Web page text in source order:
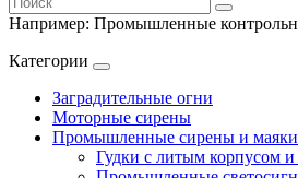
Например: Промышленные
Категории
Заградительные огни
Моторные сирены
Промышленные сирены и маяки
Гудки с литым корпусом